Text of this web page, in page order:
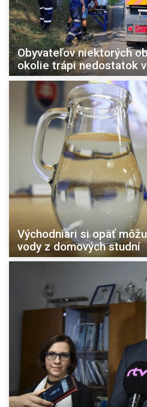
Obyvateľov niektorých
okolie trápi nedostatok
Východniari si opäť
vody z domových studní